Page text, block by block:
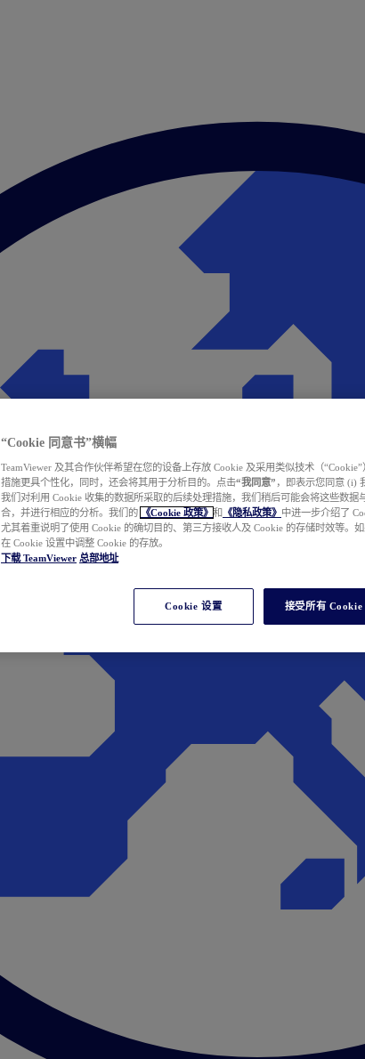
“Cookie 同意书”横幅
TeamViewer 及其合作伙伴希望在您的设备上存放 Cookie 及采用类似技术（
措施更具个性化，同时，还会将其用于分析目的。点击“我同意” ，即表示您同意 (i)
我们对利用 Cookie 收集的数据所采取的后续处理措施，我们稍后可能会将这些数据
合，并进行相应的分析。我们的
《Cookie 政策》 和 《隐私政策》 中进一步介绍了
尤其着重说明了使用 Cookie 的确切目的、第三方接收人及 Cookie 的存储时效等。
在 Cookie 设置中调整 Cookie 的存放。
下载 TeamViewer 总部地址
Cookie 设置 接受所有 Cookie